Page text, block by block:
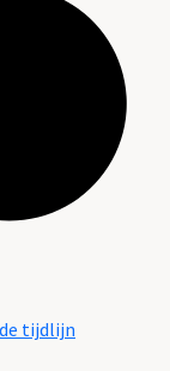
tijdlijn